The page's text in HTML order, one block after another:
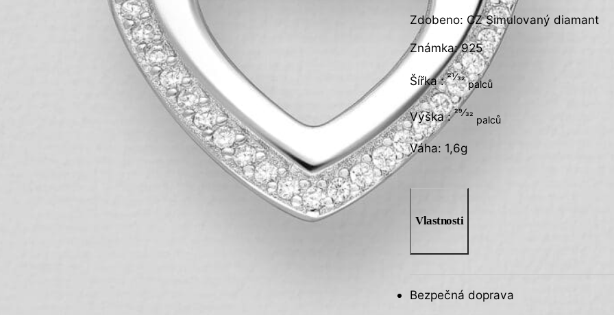
Zdobeno: CZ Simulovaný diamant
Známka: 925
Šířka :21⁄32
palců
Výška :29⁄32
palců
Váha: 1,6g
Vlastnosti
Bezpečná doprava